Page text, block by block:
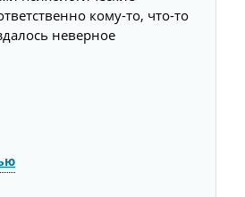
кому-то, что-то
неверное